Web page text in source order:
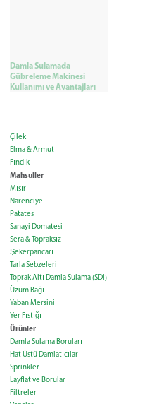
Damla Sulamada
Gübreleme Makinesi
Kullanımı ve Avantajları
Çilek
Elma & Armut
Fındık
Mahsuller
Mısır
Narenciye
Patates
Sanayi Domatesi
Sera & Topraksız
Şekerpancarı
Tarla Sebzeleri
Toprak Altı Damla Sulama (SDI)
Üzüm Bağı
Yaban Mersini
Yer Fıstığı
Ürünler
Damla Sulama Boruları
Hat Üstü Damlatıcılar
Sprinkler
Layflat ve Borular
Filtreler